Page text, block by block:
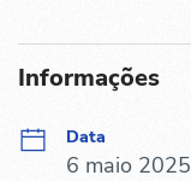
Informações
Data
6 maio 2025